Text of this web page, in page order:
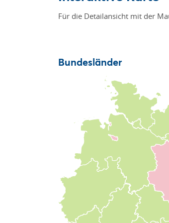
Für die Detailansicht mit der
Bundesländer